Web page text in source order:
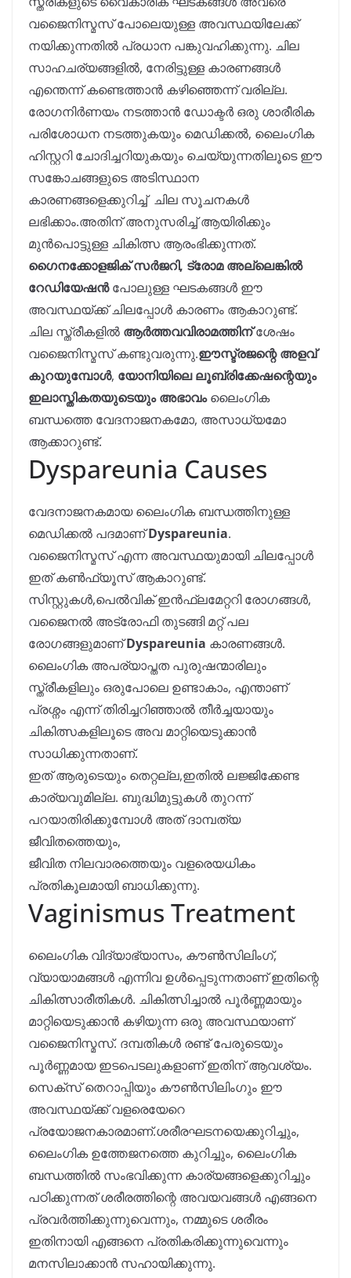
വജൈനിസ്മസ് പോലെയുള്ള അവസ്ഥയിലേക്ക്
നയിക്കുന്നതിൽ പ്രധാന പങ്കുവഹിക്കുന്നു. ചില
സാഹചര്യങ്ങളിൽ, നേരിട്ടുള്ള കാരണങ്ങൾ
എന്തെന്ന് കണ്ടെത്താൻ കഴിഞ്ഞെന്ന് വരില്ല.
രോഗനിർണയം നടത്താൻ ഡോക്ടർ ഒരു ശാരീരിക
പരിശോധന നടത്തുകയും മെഡിക്കൽ, ലൈംഗിക
ഹിസ്റ്ററി ചോദിച്ചറിയുകയും ചെയ്യുന്നതിലൂടെ ഈ
സങ്കോചങ്ങളുടെ അടിസ്ഥാന
കാരണങ്ങളെക്കുറിച്ച് ചില സൂചനകൾ
ലഭിക്കാം.അതിന് അനുസരിച്ച് ആയിരിക്കും
മുൻപൊട്ടുള്ള ചികിത്സ ആരംഭിക്കുന്നത്.
ഗൈനക്കോളജിക് സർജറി, ട്രോമ അല്ലെങ്കിൽ
റേഡിയേഷൻപോലുള്ള ഘടകങ്ങൾ ഈ
അവസ്ഥയ്ക്ക് ചിലപ്പോൾ കാരണം ആകാറുണ്ട്.
ചില സ്ത്രീകളിൽ ആർത്തവവിരാമത്തിന്ശേഷം
വജൈനിസ്മസ് കണ്ടുവരുന്നു.ഈസ്ട്രജന്റെ അളവ്
കുറയുമ്പോൾ, യോനിയിലെ ലൂബ്രിക്കേഷന്റെയും
ഇലാസ്തികതയുടെയും അഭാവംലൈംഗിക
ബന്ധത്തെ വേദനാജനകമോ, അസാധ്യമോ
ആക്കാറുണ്ട്.
Dyspareunia Causes
വേദനാജനകമായ ലൈംഗിക ബന്ധത്തിനുള്ള
മെഡിക്കൽ പദമാണ്Dyspareunia.
വജൈനിസ്മസ് എന്ന അവസ്ഥയുമായി ചിലപ്പോൾ
ഇത് കൺഫ്യൂസ് ആകാറുണ്ട്.
സിസ്റ്റുകൾ,പെൽവിക് ഇൻഫ്ലമേറ്ററി രോഗങ്ങൾ,
വജൈനൽ അട്രോഫി തുടങ്ങി മറ്റ് പല
രോഗങ്ങളുമാണ്Dyspareunia കാരണങ്ങൾ.
ലൈംഗിക അപര്യാപ്തത പുരുഷന്മാരിലും
സ്ത്രീകളിലും ഒരുപോലെ ഉണ്ടാകാം, എന്താണ്
പ്രശ്നം എന്ന് തിരിച്ചറിഞ്ഞാൽ തീർച്ചയായും
ചികിത്സകളിലൂടെ അവ മാറ്റിയെടുക്കാൻ
സാധിക്കുന്നതാണ്.
ഇത് ആരുടെയും തെറ്റല്ല,ഇതിൽ ലജ്ജിക്കേണ്ട
കാര്യവുമില്ല. ബുദ്ധിമുട്ടുകൾ തുറന്ന്
പറയാതിരിക്കുമ്പോൾ അത് ദാമ്പത്യ
ജീവിതത്തെയും,
ജീവിത നിലവാരത്തെയും വളരെയധികം
പ്രതികൂലമായി ബാധിക്കുന്നു.
Vaginismus Treatment
ലൈംഗിക വിദ്യാഭ്യാസം, കൗൺസിലിംഗ്,
വ്യായാമങ്ങൾ എന്നിവ ഉൾപ്പെടുന്നതാണ് ഇതിന്റെ
ചികിത്സാരീതികൾ. ചികിത്സിച്ചാൽ പൂർണ്ണമായും
മാറ്റിയെടുക്കാൻ കഴിയുന്ന ഒരു അവസ്ഥയാണ്
വജൈനിസ്മസ്. ദമ്പതികൾ രണ്ട് പേരുടെയും
പൂർണ്ണമായ ഇടപെടലുകളാണ് ഇതിന് ആവശ്യം.
സെക്സ് തെറാപ്പിയും കൗൺസിലിംഗും ഈ
അവസ്ഥയ്ക്ക് വളരെയേറെ
പ്രയോജനകാരമാണ്.ശരീരഘടനയെക്കുറിച്ചും,
ലൈംഗിക ഉത്തേജനത്തെ കുറിച്ചും, ലൈംഗിക
ബന്ധത്തിൽ സംഭവിക്കുന്ന കാര്യങ്ങളെക്കുറിച്ചും
പഠിക്കുന്നത് ശരീരത്തിന്റെ അവയവങ്ങൾ എങ്ങനെ
പ്രവർത്തിക്കുന്നുവെന്നും, നമ്മുടെ ശരീരം
ഇതിനായി എങ്ങനെ പ്രതികരിക്കുന്നുവെന്നും
മനസിലാക്കാൻ സഹായിക്കുന്നു.